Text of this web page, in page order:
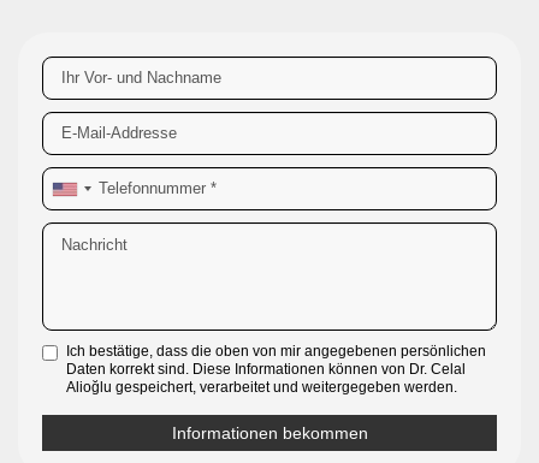
Ich bestätige, dass die oben von mir angegebenen persönlichen
Daten korrekt sind. Diese Informationen können von Dr. Celal
Alioğlu gespeichert, verarbeitet und weitergegeben werden.